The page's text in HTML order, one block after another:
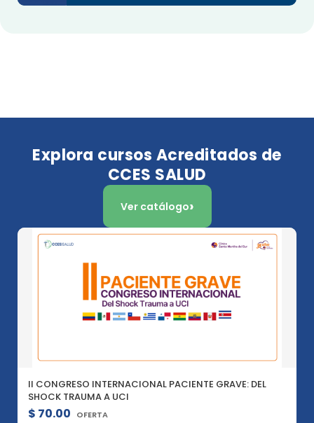
Explora cursos Acreditados de
CCES SALUD
Ver catálogo
II CONGRESO INTERNACIONAL PACIENTE GRAVE: DEL
SHOCK TRAUMA A UCI
$ 70.00 OFERTA